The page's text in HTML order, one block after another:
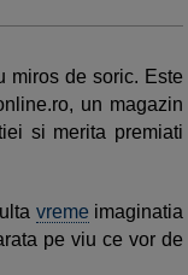
miros de soric. Este
un magazin
si merita premiati
vreme imaginatia
pe viu ce vor de